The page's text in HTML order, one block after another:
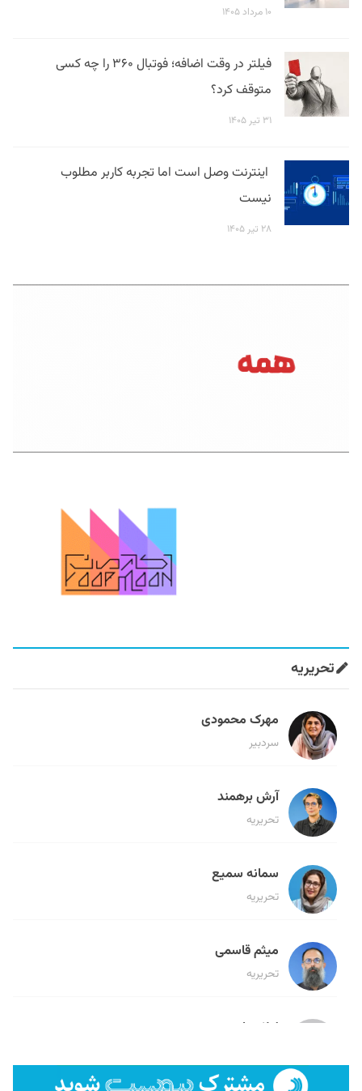
۱۰ مرداد ۱۴۰۵
فیلتر در وقت اضافه؛ فوتبال ۳۶۰ را چه کسی
متوقف کرد؟
۳۱ تیر ۱۴۰۵
اینترنت وصل است اما تجربه کاربر مطلوب
نیست
۲۸ تیر ۱۴۰۵
تحریریه
مهرک محمودی
سردبیر
آرش برهمند
تحریریه
سمانه سمیع
تحریریه
میثم قاسمی
تحریریه
لیلا حنارود